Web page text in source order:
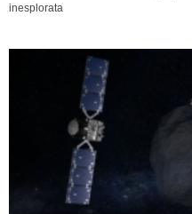
inesplorata